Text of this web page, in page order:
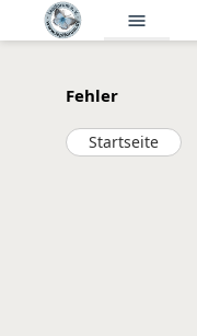
menu
Fehler
Startseite